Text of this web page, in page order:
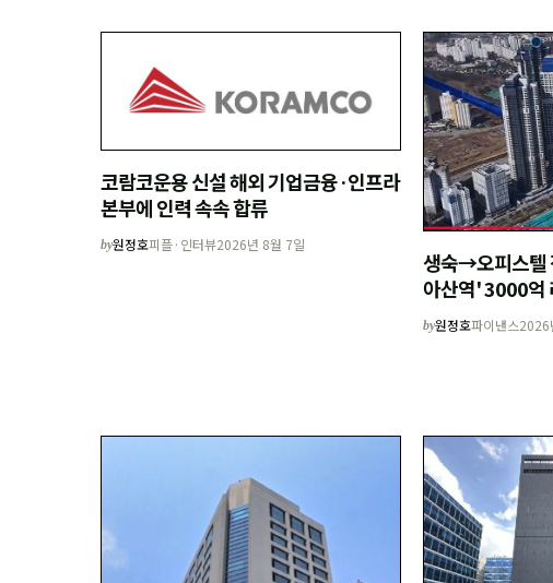
코람코운용 신설 해외 기업금융·인프라
본부에 인력 속속 합류
by원정호피플·인터뷰2026년 8월 7일
생숙→오피스텔
아산역' 3000억
by원정호파이낸스2026